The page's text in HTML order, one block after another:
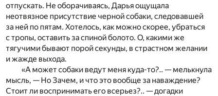
отпускать. Не оборачиваясь, Дарья ощущала
неотвязное присутствие черной собаки, следовавшей
за ней по пятам. Хотелось, как можно скорее, убраться
с тропы, оставить за спиной болото. О, какими же
тягучими бывают порой секунды, в страстном желании
и жажде выхода.
«А может собаки ведут меня куда-то?.. — мелькнула
мысль, — Но Зачем, и что это вообще за наваждение?
Стоит ли воспринимать его всерьез?.. — догадки